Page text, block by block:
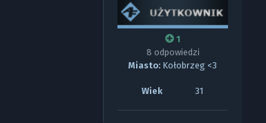
1
8 odpowiedzi
Miasto: Kołobrzeg <3
Wiek 31